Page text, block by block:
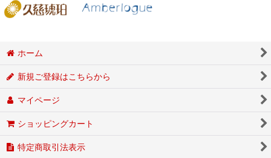
ホーム
新規ご登録はこちらから
マイページ
ショッピングカート
特定商取引法表示